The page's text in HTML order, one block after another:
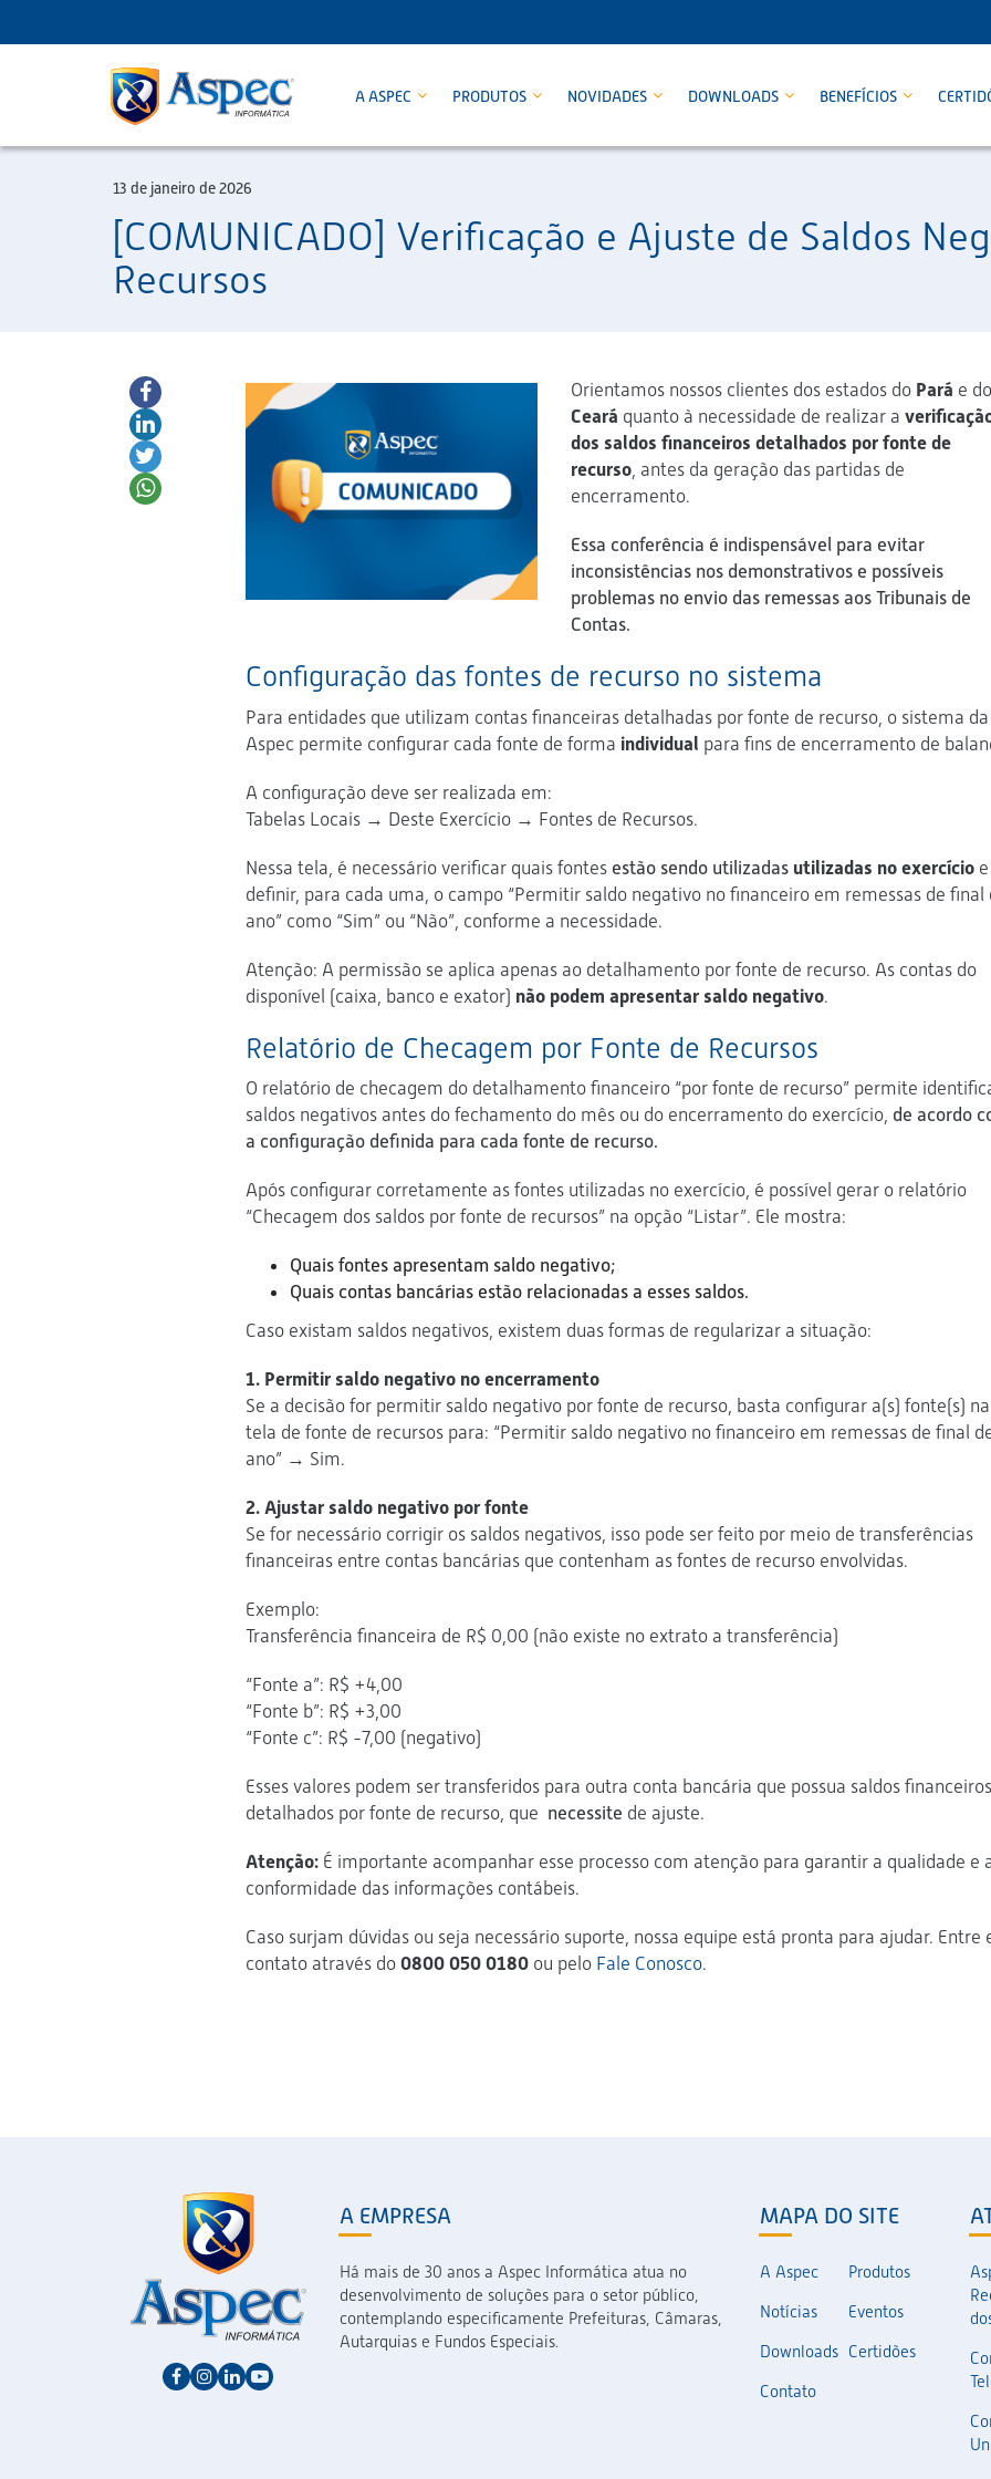
A ASPEC PRODUTOS NOVIDADES DOWNLOADS BENEFÍCIOS
13 de janeiro de 2026
[COMUNICADO] Verificação e Ajuste de Saldos
Recursos
Orientamos nossos clientes dos estados doPará e do
Ceará quanto à necessidade de realizar a
dos saldos financeiros detalhados por fonte de
recurso, antes da geração das partidas de
encerramento.
Essa conferência é indispensável para evitar
inconsistências nos demonstrativos e possíveis
problemas no envio das remessas aos Tribunais de
Contas.
Configuração das fontes de recurso no sistema
Para entidades que utilizam contas financeiras detalhadas por fonte de recurso, o sistema da
Aspec permite configurar cada fonte de forma individual para fins de encerramento de
A configuração deve ser realizada em:
Tabelas Locais → Deste Exercício → Fontes de Recursos.
Nessa tela, é necessário verificar quais fontes estão sendo utilizadas utilizadas no exercício e
definir, para cada uma, o campo “Permitir saldo negativo no financeiro em remessas de final
ano” como “Sim” ou “Não”, conforme a necessidade.
Atenção: A permissão se aplica apenas ao detalhamento por fonte de recurso. As contas do
disponível (caixa, banco e exator) não podem apresentar saldo negativo.
Relatório de Checagem por Fonte de Recursos
O relatório de checagem do detalhamento financeiro “por fonte de recurso” permite
saldos negativos antes do fechamento do mês ou do encerramento do exercício, de acordo
a configuração definida para cada fonte de recurso.
Após configurar corretamente as fontes utilizadas no exercício, é possível gerar o relatório
“Checagem dos saldos por fonte de recursos” na opção “Listar”. Ele mostra:
Quais fontes apresentam saldo negativo;
Quais contas bancárias estão relacionadas a esses saldos.
Caso existam saldos negativos, existem duas formas de regularizar a situação:
1. Permitir saldo negativo no encerramento
Se a decisão for permitir saldo negativo por fonte de recurso, basta configurar a(s) fonte(s) na
tela de fonte de recursos para: “Permitir saldo negativo no financeiro em remessas de final
ano” → Sim.
2. Ajustar saldo negativo por fonte
Se for necessário corrigir os saldos negativos, isso pode ser feito por meio de transferências
financeiras entre contas bancárias que contenham as fontes de recurso envolvidas.
Exemplo:
Transferência financeira de R$ 0,00 (não existe no extrato a transferência)
“Fonte a”: R$ +4,00
“Fonte b”: R$ +3,00
“Fonte c”: R$ -7,00 (negativo)
Esses valores podem ser transferidos para outra conta bancária que possua saldos financeiros,
detalhados por fonte de recurso, que necessite de ajuste.
Atenção: É importante acompanhar esse processo com atenção para garantir a qualidade e
conformidade das informações contábeis.
Caso surjam dúvidas ou seja necessário suporte, nossa equipe está pronta para ajudar. Entre
contato através do 0800 050 0180 ou pelo Fale Conosco.
A EMPRESA
Há mais de 30 anos a Aspec Informática atua no
desenvolvimento de soluções para o setor público,
contemplando especificamente Prefeituras, Câmaras,
Autarquias e Fundos Especiais.
MAPA DO SITE
A Aspec
Produtos
Notícias
Eventos
Downloads Certidões
Contato